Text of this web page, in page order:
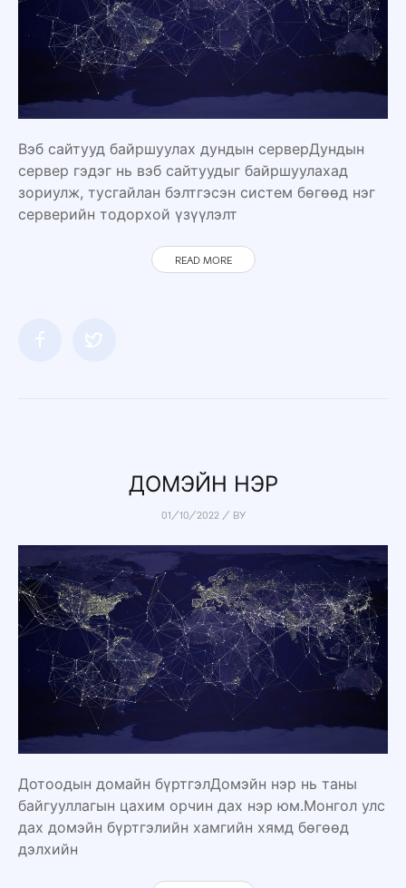
Вэб сайтууд байршуулах дундын серверДундын
сервер гэдэг нь вэб сайтуудыг байршуулахад
зориулж, тусгайлан бэлтгэсэн систем бөгөөд нэг
серверийн тодорхой үзүүлэлт
READ MORE
ДОМЭЙН НЭР
01/10/2022/ BY
Дотоодын домайн бүртгэлДомэйн нэр нь таны
байгууллагын цахим орчин дах нэр юм.Монгол улс
дах домэйн бүртгэлийн хамгийн хямд бөгөөд
дэлхийн